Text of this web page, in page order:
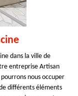
dans la ville de
entreprise Artisan
nous occuper
différents éléments